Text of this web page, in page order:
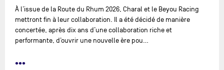
À l’issue de la Route du Rhum 2026, Charal et le Beyou Racing
mettront fin à leur collaboration. Il a été décidé de manière
concertée, après dix ans d’une collaboration riche et
performante, d’ouvrir une nouvelle ère pou…
•••